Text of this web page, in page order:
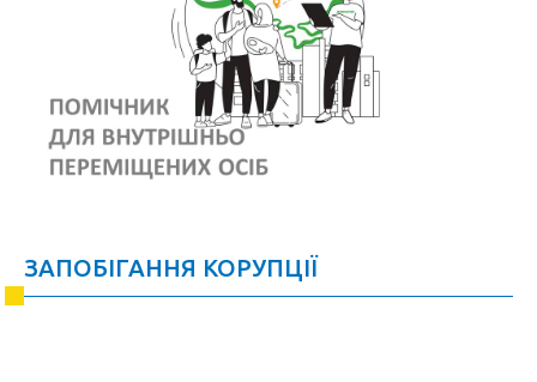
ЗАПОБІГАННЯ КОРУПЦІЇ